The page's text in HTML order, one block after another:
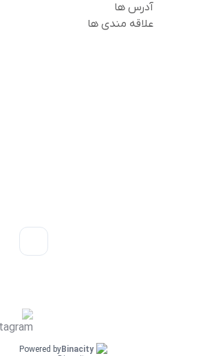
آدرس ها
علاقه مندی ها
Powered byBinacity